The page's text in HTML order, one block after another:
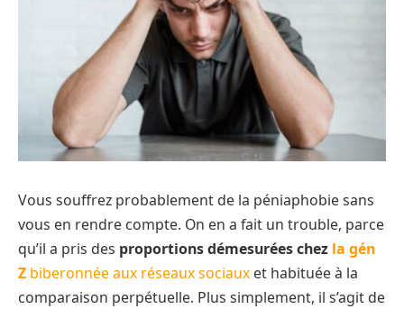
Vous souffrez probablement de la péniaphobie sans
vous en rendre compte. On en a fait un trouble, parce
qu’il a pris des proportions démesurées chez la gén
Z biberonnée aux réseaux sociaux et habituée à la
comparaison perpétuelle. Plus simplement, il s’agit de